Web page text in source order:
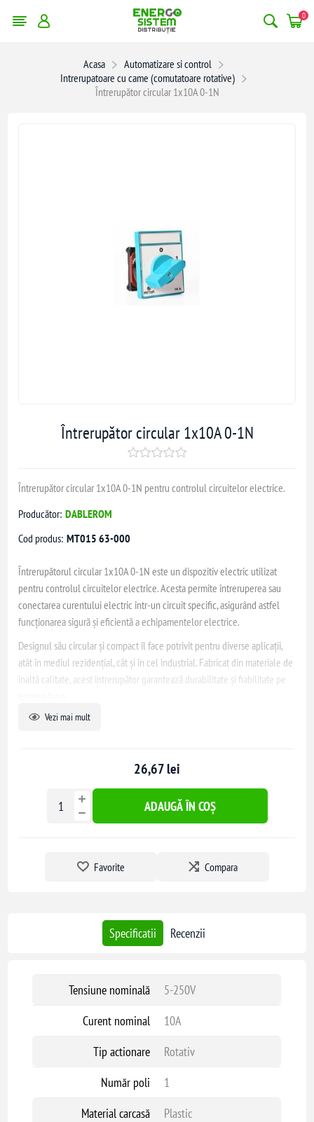
0
Acasa
Automatizare si control
Intrerupatoare cu came (comutatoare rotative)
Întrerupător circular 1x10A 0-1N
Întrerupător circular 1x10A 0-1N
Întrerupător circular 1x10A 0-1N pentru controlul circuitelor electrice.
Producător: DABLEROM
Cod produs: MT015 63-000
Întrerupătorul circular 1x10A 0-1N este un dispozitiv electric utilizat
pentru controlul circuitelor electrice. Acesta permite întreruperea sau
conectarea curentului electric într-un circuit specific, asigurând astfel
funcționarea sigură și eficientă a echipamentelor electrice.
Designul său circular și compact îl face potrivit pentru diverse aplicații,
atât în mediul rezidențial, cât și în cel industrial. Fabricat din materiale de
înaltă calitate, acest întrerupător garantează durabilitate și fiabilitate pe
Vezi mai mult
26,67 lei
ADAUGĂ ÎN COȘ
Favorite Compara
Specificatii Recenzii
Tensiune nominală
5-250V
Curent nominal
10A
Tip actionare
Rotativ
Număr poli
1
Material carcasă
Plastic